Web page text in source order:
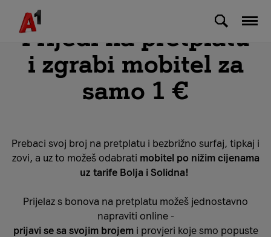
Skip to Main Content
Prijeđi na pretplatu
i zgrabi mobitel za
samo 1 €
Prebaci svoj broj na pretplatu i bezbrižno surfaj, tipkaj i
zovi, a uz to možeš odabrati mobitel po nižim cijenama
uz tarife Bolja i Solidna!
Prijelaz s bonova na pretplatu možeš jednostavno
napraviti online -
prijavi se sa svojim brojemi provjeri koje smo popuste